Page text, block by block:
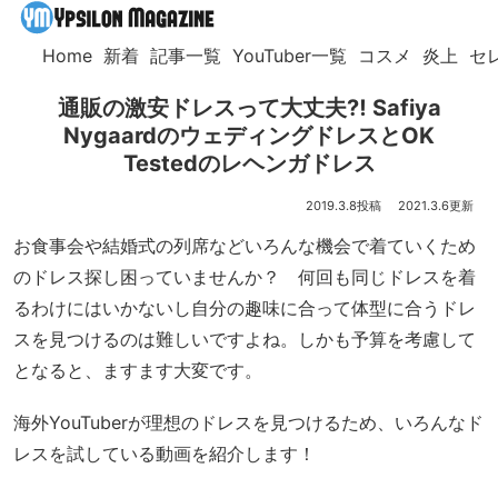
Home 新着 記事一覧 YouTuber一覧 コスメ 炎上 セ
通販の激安ドレスって大丈夫⁈ Safiya
NygaardのウェディングドレスとOK
Testedのレヘンガドレス
2019.3.8 2021.3.6
お食事会や結婚式の列席などいろんな機会で着ていくため
のドレス探し困っていませんか？ 何回も同じドレスを着
るわけにはいかないし自分の趣味に合って体型に合うドレ
スを見つけるのは難しいですよね。しかも予算を考慮して
となると、ますます大変です。
海外YouTuberが理想のドレスを見つけるため、いろんなド
レスを試している動画を紹介します！